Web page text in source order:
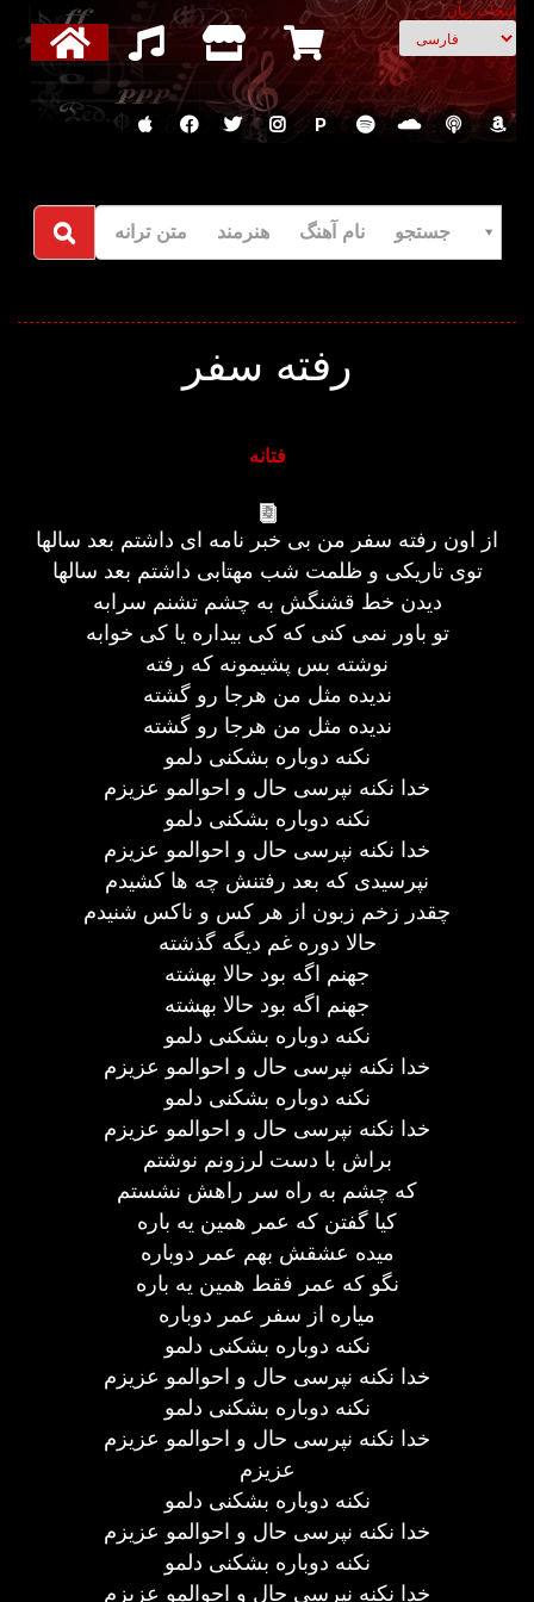
انتخاب زبان
P
جستجو نام آهنگ هنرمند متن ترانه
رفته سفر
فتانه
از اون رفته سفر من بی خبر نامه ای داشتم بعد سالها
توی تاریکی و ظلمت شب مهتابی داشتم بعد سالها
دیدن خط قشنگش به چشم تشنم سرابه
تو باور نمی کنی که کی بیداره یا کی خوابه
نوشته بس پشیمونه که رفته
ندیده مثل من هرجا رو گشته
ندیده مثل من هرجا رو گشته
نکنه دوباره بشکنی دلمو
خدا نکنه نپرسی حال و احوالمو عزیزم
نکنه دوباره بشکنی دلمو
خدا نکنه نپرسی حال و احوالمو عزیزم
نپرسیدی که بعد رفتنش چه ها کشیدم
چقدر زخم زبون از هر کس و ناکس شنیدم
حالا دوره غم دیگه گذشته
جهنم اگه بود حالا بهشته
جهنم اگه بود حالا بهشته
نکنه دوباره بشکنی دلمو
خدا نکنه نپرسی حال و احوالمو عزیزم
نکنه دوباره بشکنی دلمو
خدا نکنه نپرسی حال و احوالمو عزیزم
براش با دست لرزونم نوشتم
که چشم به راه سر راهش نشستم
کیا گفتن که عمر همین یه باره
میده عشقش بهم عمر دوباره
نگو که عمر فقط همین یه باره
میاره از سفر عمر دوباره
نکنه دوباره بشکنی دلمو
خدا نکنه نپرسی حال و احوالمو عزیزم
نکنه دوباره بشکنی دلمو
خدا نکنه نپرسی حال و احوالمو عزیزم
عزیزم
نکنه دوباره بشکنی دلمو
خدا نکنه نپرسی حال و احوالمو عزیزم
نکنه دوباره بشکنی دلمو
خدا نکنه نپرسی حال و احوالمو عزیزم